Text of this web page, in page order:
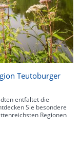
Teutoburger
entfaltet die
Sie besondere
Regionen